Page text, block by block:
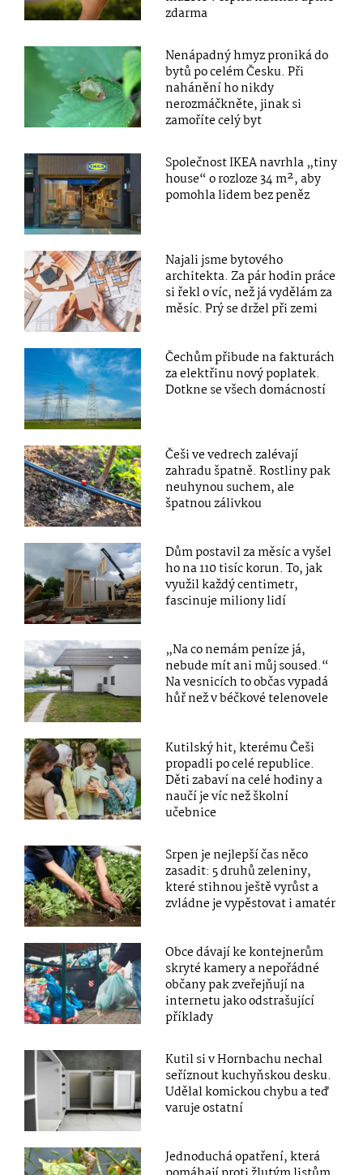
zdarma
Nenápadný hmyz proniká do
bytů po celém Česku. Při
nahánění ho nikdy
nerozmáčkněte, jinak si
zamoříte celý byt
Společnost IKEA navrhla „tiny
house“ o rozloze 34 m², aby
pomohla lidem bez peněz
Najali jsme bytového
architekta. Za pár hodin práce
si řekl o víc, než já vydělám za
měsíc. Prý se držel při zemi
Čechům přibude na fakturách
za elektřinu nový poplatek.
Dotkne se všech domácností
Češi ve vedrech zalévají
zahradu špatně. Rostliny pak
neuhynou suchem, ale
špatnou zálivkou
Dům postavil za měsíc a vyšel
ho na 110 tisíc korun. To, jak
využil každý centimetr,
fascinuje miliony lidí
„Na co nemám peníze já,
nebude mít ani můj soused.“
Na vesnicích to občas vypadá
hůř než v béčkové telenovele
Kutilský hit, kterému Češi
propadli po celé republice.
Děti zabaví na celé hodiny a
naučí je víc než školní
učebnice
Srpen je nejlepší čas něco
zasadit: 5 druhů zeleniny,
které stihnou ještě vyrůst a
zvládne je vypěstovat i amatér
Obce dávají ke kontejnerům
skryté kamery a nepořádné
občany pak zveřejňují na
internetu jako odstrašující
příklady
Kutil si v Hornbachu nechal
seříznout kuchyňskou desku.
Udělal komickou chybu a teď
varuje ostatní
Jednoduchá opatření, která